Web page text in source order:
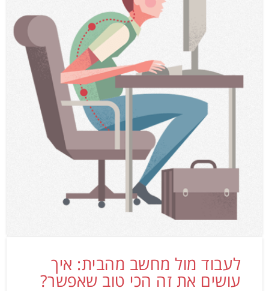
לעבוד מול מחשב מהבית: איך
עושים את זה הכי טוב שאפשר?